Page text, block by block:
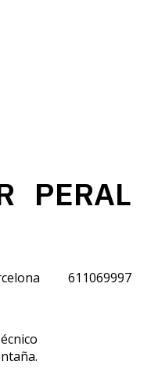
PERAL
611069997